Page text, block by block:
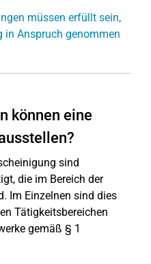
müssen erfüllt sein,
in Anspruch genommen
können eine
sind
die im Bereich der
Im Einzelnen sind dies
Tätigkeitsbereichen
gemäß § 1